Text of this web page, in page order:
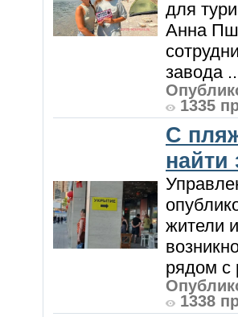
для
Анна
завода
1335
С
жители
рядом с
1338